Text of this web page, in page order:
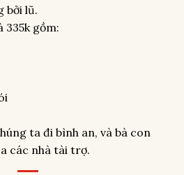
bởi lũ.
335k gồm:
ta đi bình an, và bà con
các nhà tài trợ.